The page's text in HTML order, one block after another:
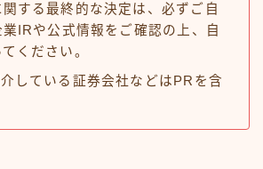
する最終的な決定は、必ずご自
IRや公式情報をご確認の上、自
ください。
している証券会社などはPRを含